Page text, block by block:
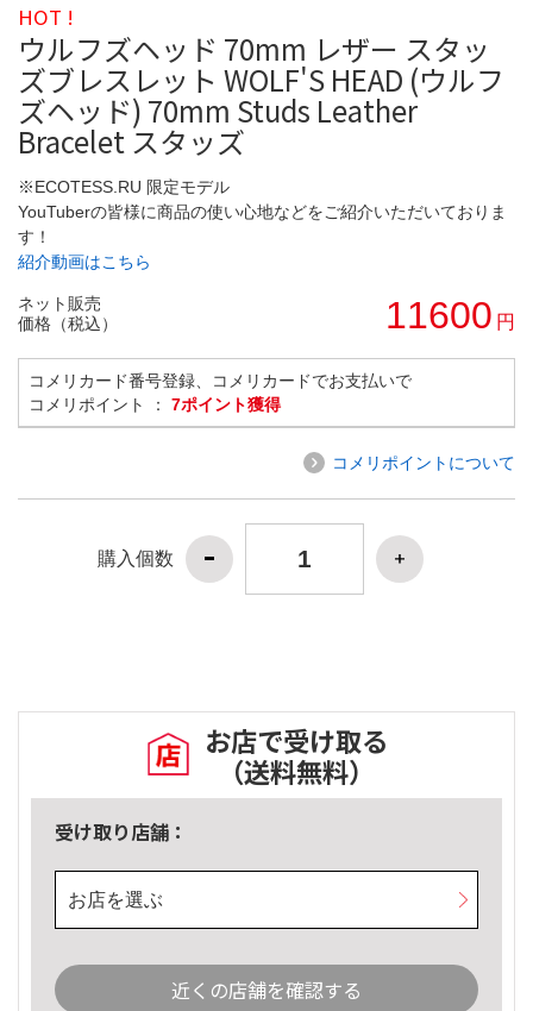
HOT !
ウルフズヘッド 70mm レザー スタッ
ズブレスレット WOLF'S HEAD (ウルフ
ズヘッド) 70mm Studs Leather
Bracelet スタッズ
※ECOTESS.RU 限定モデル
YouTuberの皆様に商品の使い心地などをご紹介いただいておりま
す！
紹介動画はこちら
ネット販売
価格（税込）
11600 円
コメリカード番号登録、コメリカードでお支払いで
コメリポイント ： 7ポイント獲得
コメリポイントについて
購入個数
お店で受け取る
（送料無料）
受け取り店舗：
お店を選ぶ
近くの店舗を確認する